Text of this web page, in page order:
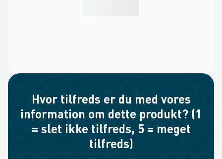
Hvor tilfreds er du med vores
information om dette produkt? (1
= slet ikke tilfreds, 5 = meget
tilfreds)